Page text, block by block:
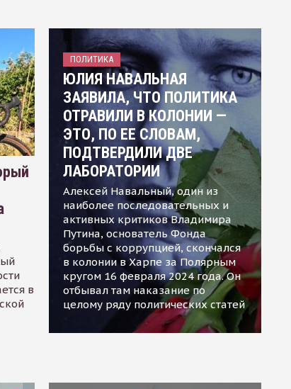
в
ПОЛИТИКА
ЮЛИЯ НАВАЛЬНАЯ
ЗАЯВИЛА, ЧТО ПОЛИТИКА
ОТРАВИЛИ В КОЛОНИИ —
ЭТО, ПО ЕЕ СЛОВАМ,
ПОДТВЕРДИЛИ ДВЕ
ЛАБОРАТОРИИ
Алексей Навальный, один из
наиболее последовательных и
активных критиков Владимира
Путина, основатель Фонда
борьбы с коррупцией, скончался
в колонии в Харпе за Полярным
кругом 16 февраля 2024 года. Он
отбывал там наказание по
целому ряду политических статей